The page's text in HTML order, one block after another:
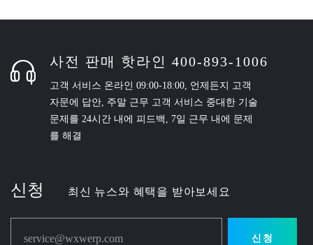
사전 판매 핫라인 400-893-1006
고객 서비스 온라인 09:00-18:00, 언제든지 고객
자문에 답안, 주말 근무 고객 서비스 중대한 기술
문제를 24시간 내에 피드백, 7일 근무 내에 문제
를 해결
신청 최신 뉴스와 혜택을 받아보세요
service@wxwerp.com 신청